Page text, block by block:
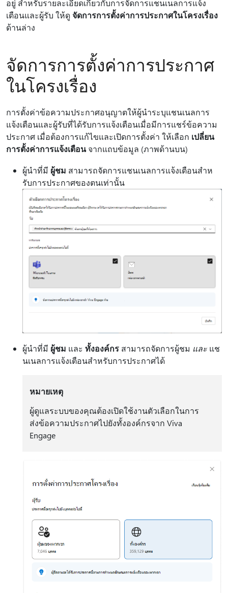
อยู่ สําหรับรายละเอียดเกี่ยวกับการจัดการแชนเนลการแจ้ง
เตือนและผู้รับ ให้ดูจัดการการตั้งค่าการประกาศในโครงเรื่อง
ด้านล่าง
จัดการการตั้งค่าการประกาศ
ในโครงเรื่อง
การตั้งค่าข้อความประกาศอนุญาตให้ผู้นําระบุแชนเนลการ
แจ้งเตือนและผู้รับที่ได้รับการแจ้งเตือนเมื่อมีการแชร์ข้อความ
ประกาศ เมื่อต้องการแก้ไขและเปิดการตั้งค่า ให้เลือก เปลี่ยน
การตั้งค่าการแจ้งเตือนจากแถบข้อมูล (ภาพด้านบน)
ผู้นําที่มี ผู้ชม สามารถจัดการแชนเนลการแจ้งเตือนสําห
รับการประกาศของตนเท่านั้น
ผู้นําที่มี ผู้ชม และ ทั้งองค์กร สามารถจัดการผู้ชม และ แช
นเนลการแจ้งเตือนสําหรับการประกาศได้
หมายเหตุ
ผู้ดูแลระบบของคุณต้องเปิดใช้งานตัวเลือกในการ
ส่งข้อความประกาศไปยังทั้งองค์กรจาก Viva
Engage